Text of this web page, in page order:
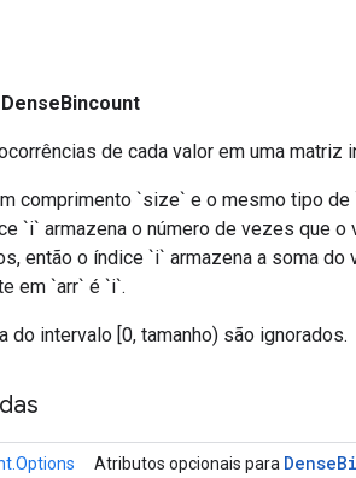
DenseBincount
de cada valor em uma matriz
comprimento `size` e o mesmo tipo
`i` armazena o número de vezes que
então o índice `i` armazena a soma
em `arr` é `i`.
do intervalo [0, tamanho) são ignorados.
Atributos opcionais para Dense